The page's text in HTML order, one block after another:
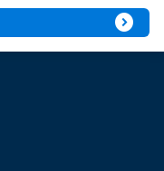
expand_circle_right